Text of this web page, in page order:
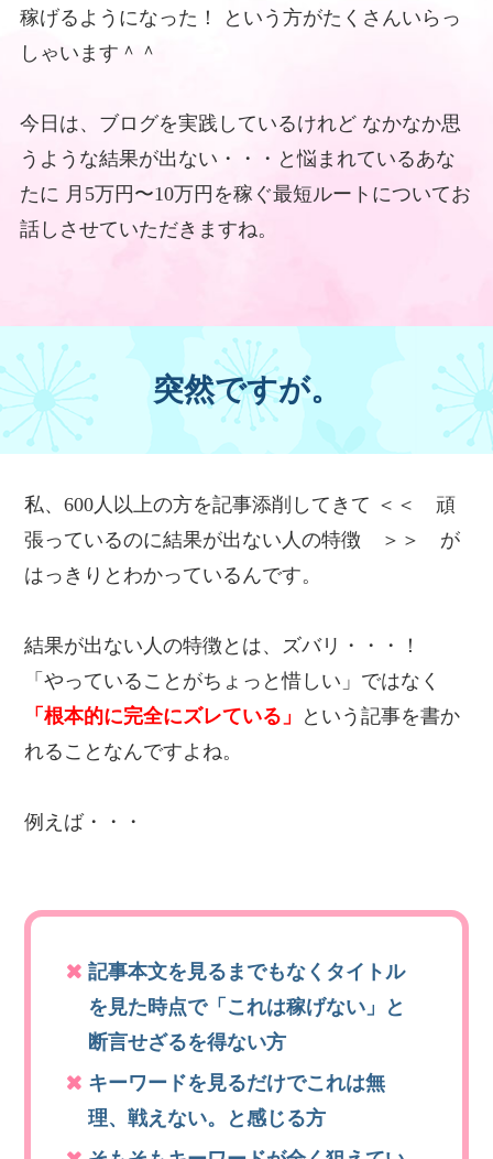
稼げるようになった！
という方がたくさんいらっ
しゃいます＾＾
今日は、ブログを実践しているけれど なかなか思
うような結果が出ない・・・と悩まれているあな
たに 月5万円〜10万円を稼ぐ最短ルートについてお
話しさせていただきますね。
突然ですが。
私、600人以上の方を記事添削してきて ＜＜ 頑
張っているのに結果が出ない人の特徴 ＞＞ が
はっきりとわかっているんです。
結果が出ない人の特徴とは、ズバリ・・・！
「やっていることがちょっと惜しい」ではなく
「根本的に完全にズレている」
という記事を書か
れることなんですよね。
例えば・・・
記事本文を見るまでもなくタイトル
を見た時点で「これは稼げない」と
断言せざるを得ない方
キーワードを見るだけでこれは無
理、戦えない。と感じる方